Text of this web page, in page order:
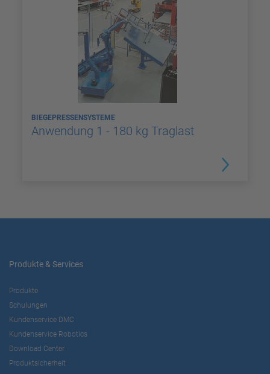
BIEGEPRESSENSYSTEME
Anwendung 1 - 180 kg Traglast
Produkte & Services
Produkte
Schulungen
Kundenservice DMC
Kundenservice Robotics
Download Center
Produktsicherheit